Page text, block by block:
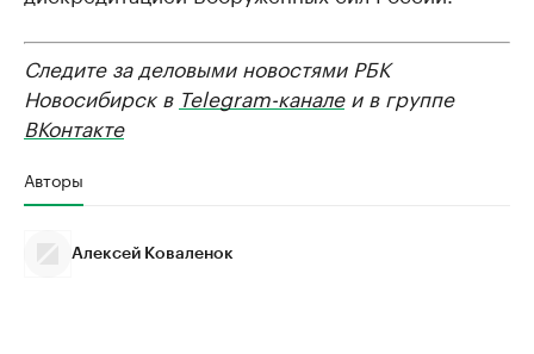
Следите за деловыми новостями РБК
Новосибирск в Telegram-каналеи в группе
ВКонтакте
Авторы
Алексей Коваленок